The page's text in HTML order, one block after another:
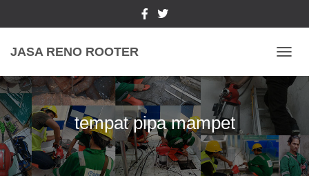
JASA RENO ROOTER
tempat pipa mampet